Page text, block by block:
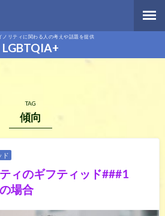
ノリティに関わる人の考えや話題を提供
LGBTQIA+
TAG
傾向
ド
ィのギフティッド###1
場合